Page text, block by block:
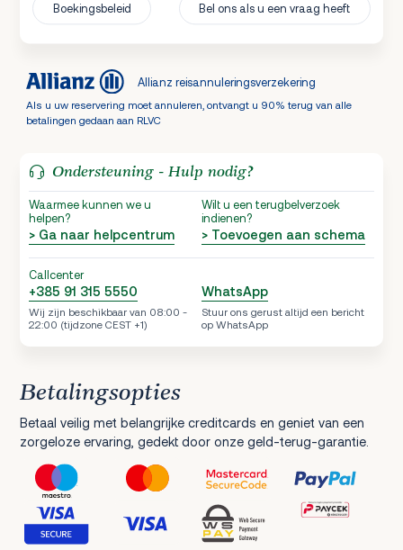
Boekingsbeleid Bel ons als u een vraag heeft
Allianz reisannuleringsverzekering
Als u uw reservering moet annuleren, ontvangt u 90% terug van alle
betalingen gedaan aan RLVC
Ondersteuning - Hulp nodig?
Waarmee kunnen we u
helpen?
> Ga naar helpcentrum
Wilt u een terugbelverzoek
indienen?
> Toevoegen aan schema
Callcenter
+385 91 315 5550
Wij zijn beschikbaar van 08:00 -
22:00 (tijdzone CEST +1)
WhatsApp
Stuur ons gerust altijd een bericht
op WhatsApp
Betalingsopties
Betaal veilig met belangrijke creditcards en geniet van een
zorgeloze ervaring, gedekt door onze geld-terug-garantie.